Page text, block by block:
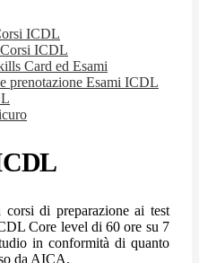
ICDL
ICDL
Card ed Esami
prenotazione Esami ICDL
corsi di preparazione ai test
Core level di 60 ore su 7
in conformità di quanto
da AICA.